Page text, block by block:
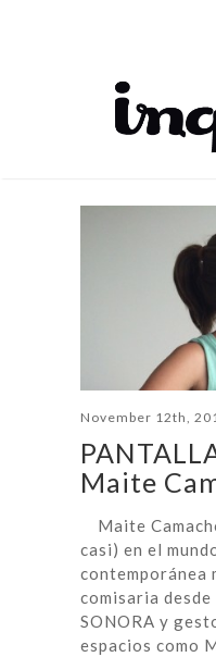
November 12th,
Maite
Maite
casi) en el
contemporánea
comisaria
SONORA y
espacios como